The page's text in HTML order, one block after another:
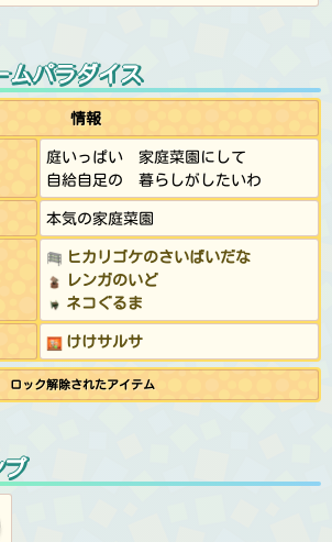
ムパラダイス
情報
庭いっぱい 家庭菜園にして
自給自足の 暮らしがしたいわ
本気の家庭菜園
ヒカリゴケのさいばいだな
レンガのいど
ネコぐるま
けけサルサ
ロック解除されたアイテム